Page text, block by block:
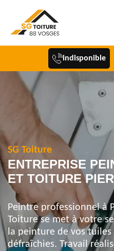
indisponible
SG Toiture
ENTREPRISE
ET TOITURE
Peintre professionnel à
Toiture se met à votre
la peinture de vos
défraîchies. Travail